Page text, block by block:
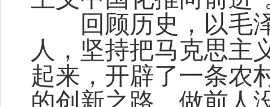
回顾历史，以毛泽
人，坚持把马克思主
起来，开辟了一条农